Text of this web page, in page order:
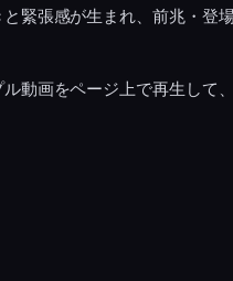
緊張感が生まれ、前兆・登
動画をページ上で再生して